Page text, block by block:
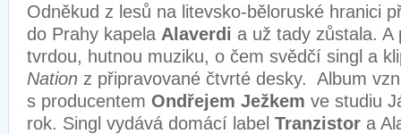
Odněkud z lesů na litevsko-běloruské hranici
do Prahy kapela Alaverdi a už tady zůstala. A
tvrdou, hutnou muziku, o čem svědčí singl a
Nation z připravované čtvrté desky. Album
s producentem Ondřejem Ježkem ve studiu
rok. Singl vydává domácí label Tranzistor a